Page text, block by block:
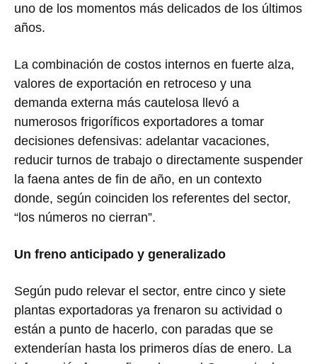
uno de los momentos más delicados de los últimos
años.
La combinación de costos internos en fuerte alza,
valores de exportación en retroceso y una
demanda externa más cautelosa llevó a
numerosos frigoríficos exportadores a tomar
decisiones defensivas: adelantar vacaciones,
reducir turnos de trabajo o directamente suspender
la faena antes de fin de año, en un contexto
donde, según coinciden los referentes del sector,
“los números no cierran”.
Un freno anticipado y generalizado
Según pudo relevar el sector, entre cinco y siete
plantas exportadoras ya frenaron su actividad o
están a punto de hacerlo, con paradas que se
extenderían hasta los primeros días de enero. La